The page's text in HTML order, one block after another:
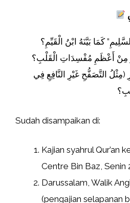
التَّصَفُّحِ غَيْرِ النَّافِعِ فِي
Sudah disampaikan di:
Kajian syahrul Qur’an
Centre Bin Baz, Senin
Darussalam, Walik
(pengajian selapanan